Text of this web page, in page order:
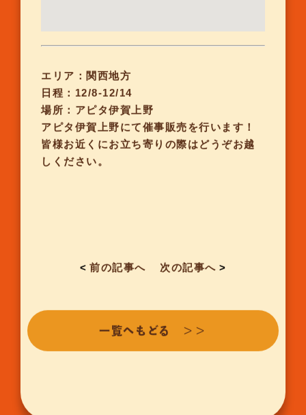
エリア：関西地方
日程：12/8-12/14
場所：アピタ伊賀上野
アピタ伊賀上野にて催事販売を行います！
皆様お近くにお立ち寄りの際はどうぞお越
しください。
<前の記事へ 次の記事へ >
一覧へもどる ＞＞